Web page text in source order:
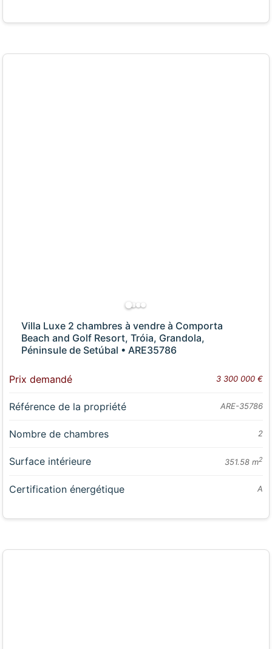
Villa Luxe 2 chambres à vendre à Comporta
Beach and Golf Resort, Tróia, Grandola,
Péninsule de Setúbal • ARE35786
Prix demandé 3 300 000 €
Référence de la propriété ARE-35786
Nombre de chambres 2
Surface intérieure 351.58 m2
Certification énergétique A